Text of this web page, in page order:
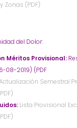
Zonas (PDF)
del Dolor:
Méritos Provisional:
08-2019) (PDF
Semestral
Lista Provisional